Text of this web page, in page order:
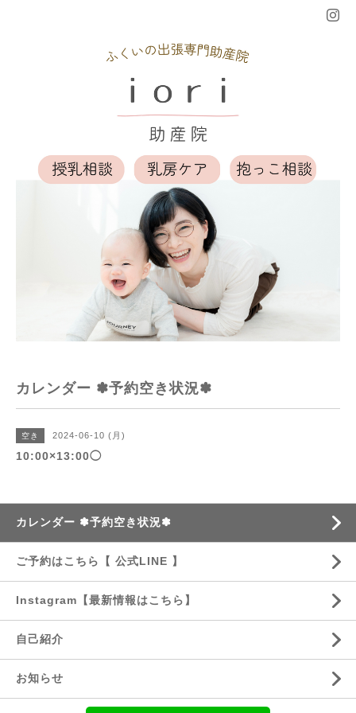
カレンダー ✽予約空き状況✽
空き 2024-06-10 (月)
10:00×13:00◯
カレンダー ✽予約空き状況✽
ご予約はこちら【 公式LINE 】
Instagram【最新情報はこちら】
自己紹介
お知らせ